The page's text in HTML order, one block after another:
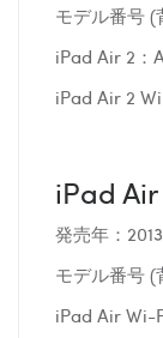
モデル番号 (
iPad Air 2：
iPad Air 2
iPad Air
発売年：
モデル番号 (
iPad Air Wi-